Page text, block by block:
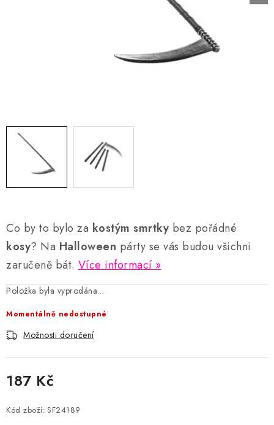
Kontakty
Vrácení a reklamace
Co by to bylo za kostým smrtky bez pořádné
kosy? Na Halloween párty se vás budou všichni
zaručeně bát. Více informací
Položka byla vyprodána…
Momentálně nedostupné
Možnosti doručení
187 Kč
Kód zboží: SF24189